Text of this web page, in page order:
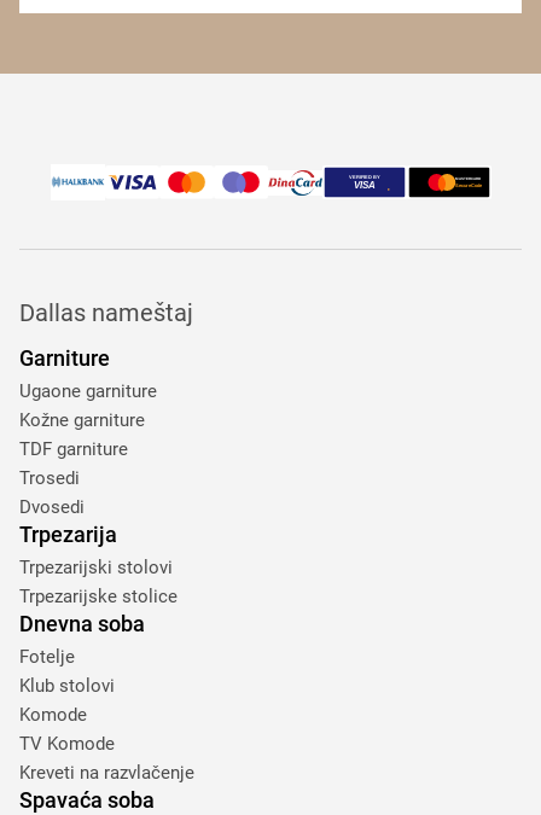
Dallas nameštaj
Garniture
Ugaone garniture
Kožne garniture
TDF garniture
Trosedi
Dvosedi
Trpezarija
Trpezarijski stolovi
Trpezarijske stolice
Dnevna soba
Fotelje
Klub stolovi
Komode
TV Komode
Kreveti na razvlačenje
Spavaća soba